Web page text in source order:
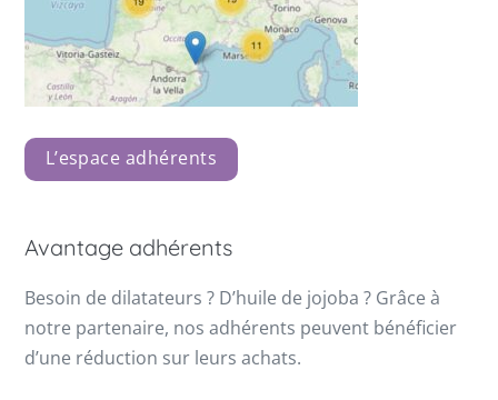
L’espace adhérents
Avantage adhérents
Besoin de dilatateurs ? D’huile de jojoba ? Grâce à
notre partenaire, nos adhérents peuvent bénéficier
d’une réduction sur leurs achats.